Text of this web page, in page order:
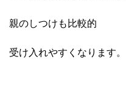
親のしつけも比較的
受け入れやすくなります。